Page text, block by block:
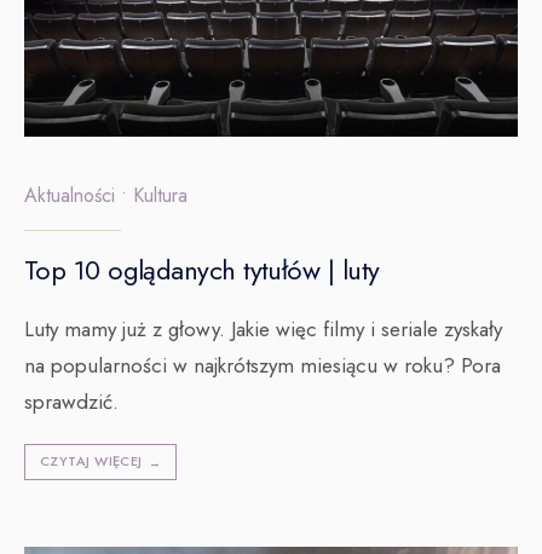
Aktualności • Kultura
Top 10 oglądanych tytułów | luty
Luty mamy już z głowy. Jakie więc filmy i seriale zyskały
na popularności w najkrótszym miesiącu w roku? Pora
sprawdzić.
CZYTAJ WIĘCEJ →